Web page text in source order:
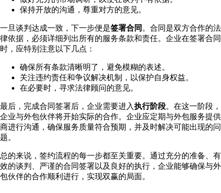
保持开放的沟通，尊重对方的意见。
一旦谈判达成一致，下一步便是签署合同 。合同是双方合作的法
律依据，必须详细列出所有的服务条款和责任。企业在签署合同
时，应特别注意以下几点：
确保所有条款清晰明了，避免模糊的表述。
关注违约责任和争议解决机制，以保护自身权益。
在必要时，寻求法律顾问的意见。
最后，完成合同签署后，企业需要进入执行阶段。在这一阶段，
企业与外包伙伴将开始实际的合作。企业应定期与外包服务提供
商进行沟通，确保服务质量符合预期，并及时解决可能出现的问
题。
总的来说，签约流程的每一步都至关重要。通过充分的准备、有
效的谈判、严谨的合同签署以及良好的执行，企业能够确保与外
包伙伴的合作顺利进行，实现双赢的局面。